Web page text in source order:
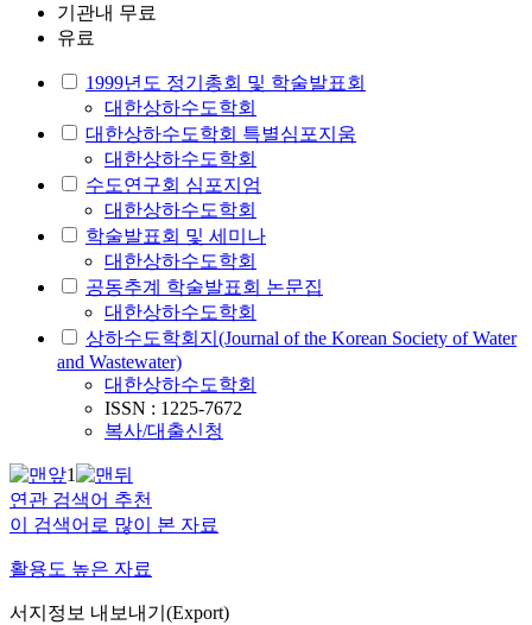
기관내 무료
유료
1999년도 정기총회 및 학술발표회
대한상하수도학회
대한상하수도학회 특별심포지움
대한상하수도학회
수도연구회 심포지엄
대한상하수도학회
학술발표회 및 세미나
대한상하수도학회
공동추계 학술발표회 논문집
대한상하수도학회
상하수도학회지(Journal of the Korean Society of Water
and Wastewater)
대한상하수도학회
ISSN : 1225-7672
복사/대출신청
1
연관 검색어 추천
이 검색어로 많이 본 자료
활용도 높은 자료
서지정보 내보내기(Export)